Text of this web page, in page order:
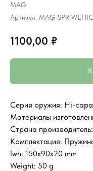
MAG
Артикул: MAG-SPR-
1100,00 ₽
Серия оружия: Hi-capa
Материалы
Страна
Комплектация:
lwh: 150x90x20 mm
Weight: 50 g